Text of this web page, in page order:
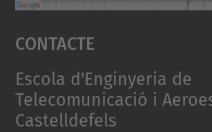
Accepta
powered by
Contacte
Escola d'Enginyeria de
Telecomunicació i
Castelldefels